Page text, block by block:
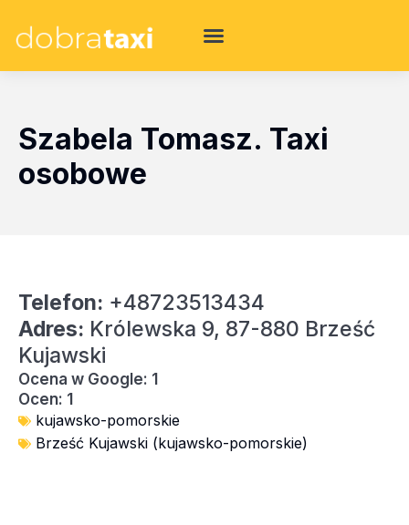
Szabela Tomasz. Taxi
osobowe
Telefon: +48723513434
Adres: Królewska 9, 87-880 Brześć
Kujawski
Ocena w Google: 1
Ocen: 1
kujawsko-pomorskie
Brześć Kujawski (kujawsko-pomorskie)